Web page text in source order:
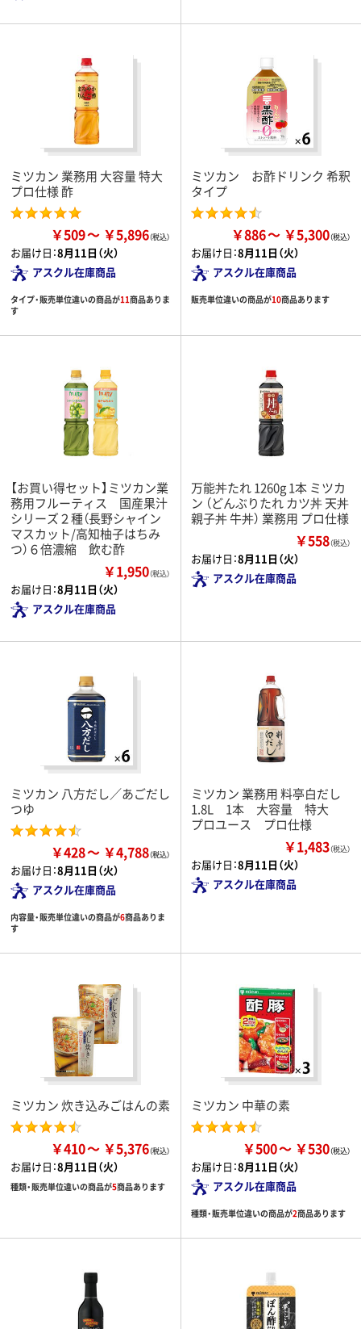
ミツカン 業務用 大容量 特大
プロ仕様 酢
￥509 ￥5,896
お届け日：8月11日（火）
アスクル在庫商品
タイプ・販売単位違いの商品が11商品ありま
す
ミツカン お酢ドリンク 希釈
タイプ
￥886 ￥5,300
お届け日：8月11日（火）
アスクル在庫商品
販売単位違いの商品が10商品あります
【お買い得セット】ミツカン業
務用フルーティス 国産果汁
シリーズ２種（長野シャイン
マスカット/高知柚子はちみ
つ）６倍濃縮 飲む酢
￥1,950（税込）
お届け日：8月11日（火）
アスクル在庫商品
万能丼たれ 1260g 1本 ミツカ
ン （どんぶりたれ カツ丼 天丼
親子丼 牛丼） 業務用 プロ仕様
￥558（税込）
お届け日：8月11日（火）
アスクル在庫商品
ミツカン 八方だし／あごだし
つゆ
￥428 ￥4,788
お届け日：8月11日（火）
アスクル在庫商品
内容量・販売単位違いの商品が6商品ありま
す
ミツカン 業務用 料亭白だし
1.8L 1本 大容量 特大
プロユース プロ仕様
￥1,483（税込）
お届け日：8月11日（火）
アスクル在庫商品
ミツカン 炊き込みごはんの素
￥410 ￥5,376
お届け日：8月11日（火）
種類・販売単位違いの商品が5商品あります
ミツカン 中華の素
￥500 ￥530
お届け日：8月11日（火）
アスクル在庫商品
種類・販売単位違いの商品が2商品あります